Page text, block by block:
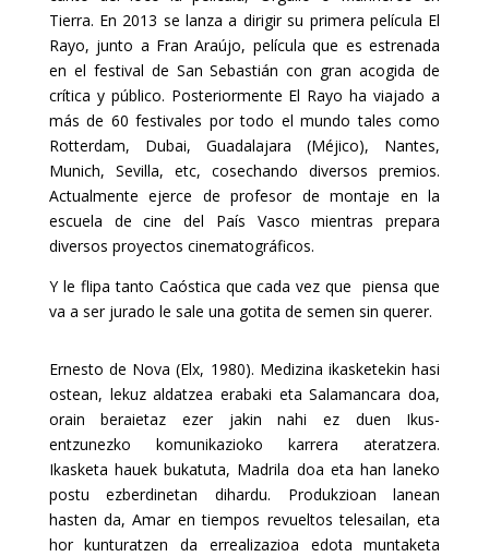
Tierra. En 2013 se lanza a dirigir su primera película El
Rayo, junto a Fran Araújo, película que es estrenada
en el festival de San Sebastián con gran acogida de
crítica y público. Posteriormente El Rayo ha viajado a
más de 60 festivales por todo el mundo tales como
Rotterdam, Dubai, Guadalajara (Méjico), Nantes,
Munich, Sevilla, etc, cosechando diversos premios.
Actualmente ejerce de profesor de montaje en la
escuela de cine del País Vasco mientras prepara
diversos proyectos cinematográficos.
Y le flipa tanto Caóstica que cada vez que piensa que
va a ser jurado le sale una gotita de semen sin querer.
Ernesto de Nova (Elx, 1980). Medizina ikasketekin hasi
ostean, lekuz aldatzea erabaki eta Salamancara doa,
orain beraietaz ezer jakin nahi ez duen Ikus-
entzunezko komunikazioko karrera ateratzera.
Ikasketa hauek bukatuta, Madrila doa eta han laneko
postu ezberdinetan dihardu. Produkzioan lanean
hasten da, Amar en tiempos revueltos telesailan, eta
hor kunturatzen da errealizazioa edota muntaketa